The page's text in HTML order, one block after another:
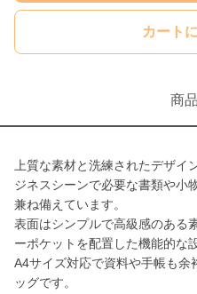
カート
商
上質な素材と洗練されたデザ
ジネスシーンで必要な書類や小
兼ね備えています。
表面はシンプルで高級感のある
ーポケットを配置した機能的な設
A4サイズ対応で資料や手帳も
ッグです。